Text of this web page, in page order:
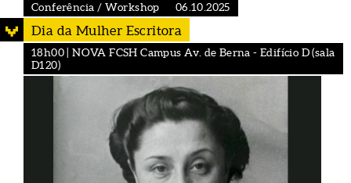
Conferência / Workshop 06.10.2025
Dia da Mulher Escritora
18h00 | NOVA FCSH Campus Av. de Berna - Edifício D (sala
D120)